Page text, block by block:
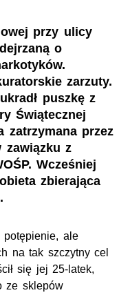
przy ulicy
o
zarzuty.
puszkę z
Świątecznej
zatrzymana przez
zawiązku z
Wcześniej
zbierająca
potępienie, ale
na tak szczytny cel
się jej 25-latek,
ze sklepów